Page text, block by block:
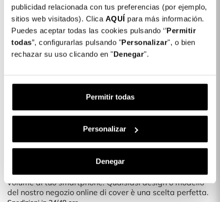
publicidad relacionada con tus preferencias (por ejemplo,
sitios web visitados). Clica AQUÍ para más información.
Puedes aceptar todas las cookies pulsando ‘’Permitir
todas”, configurarlas pulsando "Personalizar", o bien
rechazar su uso clicando en "Denegar".
Permitir todas
Personalizar
Denegar
Colore: Nero
COLORES DISPONIBLES
NeroGialloViola
Ti piacerebbe cambiare l'aspetto del tuo telefono? Con
design esclusivo e divertente.
È una cover sottile, che non aggiunge molto peso né
volume al tuo smartphone. Qualsiasi design o modello
del nostro negozio online di cover è una scelta perfetta.